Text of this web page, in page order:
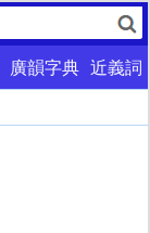
廣韻字典 近義詞